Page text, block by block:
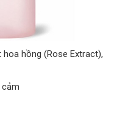
hoa hồng (Rose Extract),
cảm